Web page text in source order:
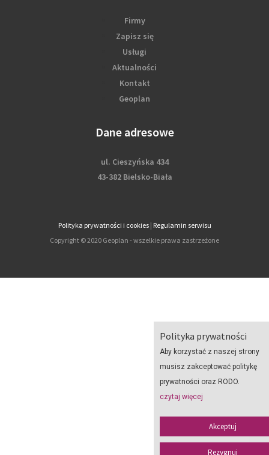
Polityka prywatności
Aby korzystać z naszej strony
musisz zakceptować politykę
prywatności oraz RODO.
czytaj więcej
Akceptuj
Rezygnuj
Firmy
Zapisz się
Usługi
Aktualności
Kontakt
Geoplan
Dane adresowe
ul. Cieszyńska 434
43-382 Bielsko-Biała
Polityka prywatności i cookies| Regulamin serwisu
Copyright © 2020 Geoplan - wszelkie prawa zastrzeżone